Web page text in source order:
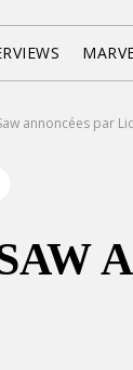
annoncées par